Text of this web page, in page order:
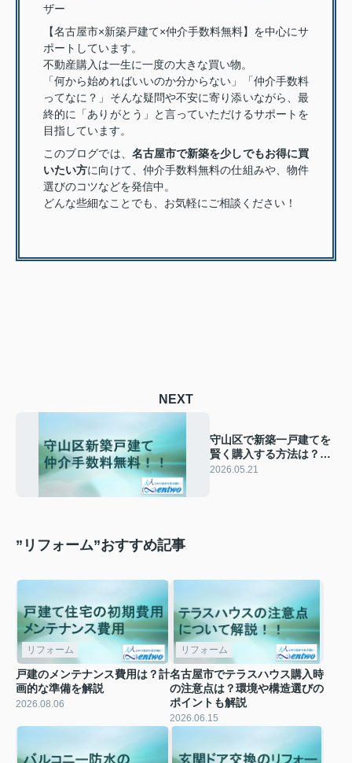
ザー
【名古屋市×新築戸建て×仲介手数料無料】を中心にサ
ポートしています。
不動産購入は一生に一度の大きな買い物。
「何から始めればいいのか分からない」「仲介手数料
ってなに？」そんな疑問や不安に寄り添いながら、最
終的に「ありがとう」と言っていただけるサポートを
目指しています。
このブログでは、 名古屋市で新築を少しでもお得に買
いたい方に向けて、仲介手数料無料の仕組みや、物件
選びのコツなどを発信中。
どんな些細なことでも、お気軽にご相談ください！
NEXT
守山区で新築一戸建てを
賢く購入する方法は？仲
介手数料無料で初期費用
2026.05.21
”リフォーム”おすすめ記事
リフォーム
戸建のメンテナンス費用は？計
画的な準備を解説
2026.08.06
リフォーム
名古屋市でテラスハウス購入時
の注意点は？環境や構造選びの
ポイントも解説
2026.06.15